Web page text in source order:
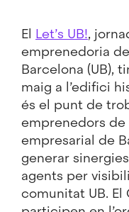
El Let’s UB!,
emprenedoria
Barcelona (UB),
maig a l’edifici
és el punt de
emprenedors
empresarial de
generar
agents per
comunitat UB. El